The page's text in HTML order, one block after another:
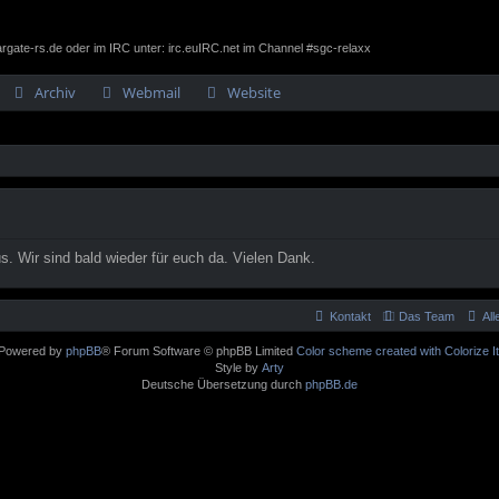
rs.de oder im IRC unter: irc.euIRC.net im Channel #sgc-relaxx
Archiv Webmail
Website
Wir sind bald wieder für euch da. Vielen Dank.
Das Team
Kontakt
Powered by phpBB® Forum Software © phpBB Limited Color scheme created with Colorize It.
Style by Arty
Deutsche Übersetzung durch phpBB.de